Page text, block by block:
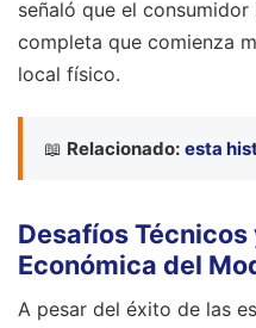
señaló que el
completa que comienza
local físico.
📖 Relacionado: esta
Desafíos
Económica del
A pesar del éxito de las